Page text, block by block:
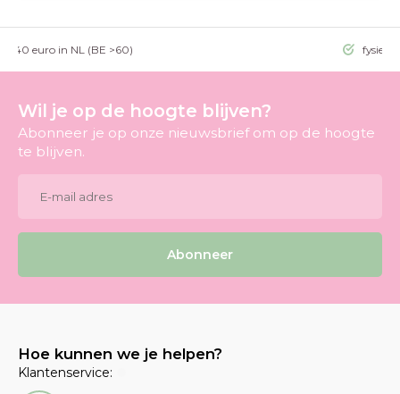
>40 euro in NL (BE >60) fysieke
Wil je op de hoogte blijven?
Abonneer je op onze nieuwsbrief om op de hoogte
te blijven.
Abonneer
Hoe kunnen we je helpen?
Klantenservice: